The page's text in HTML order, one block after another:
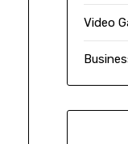
Video